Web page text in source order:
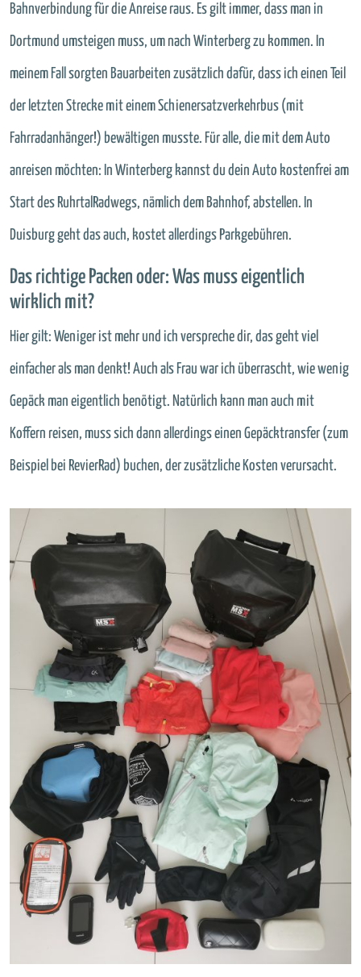
Bahnverbindung für die Anreise raus. Es gilt immer, dass man in
Dortmund umsteigen muss, um nach Winterberg zu kommen. In
meinem Fall sorgten Bauarbeiten zusätzlich dafür, dass ich einen Teil
der letzten Strecke mit einem Schienersatzverkehrbus (mit
Fahrradanhänger!) bewältigen musste. Für alle, die mit dem Auto
anreisen möchten: In Winterberg kannst du dein Auto kostenfrei am
Start des RuhrtalRadwegs, nämlich dem Bahnhof, abstellen. In
Duisburg geht das auch, kostet allerdings Parkgebühren.
Das richtige Packen oder: Was muss eigentlich
wirklich mit?
Hier gilt: Weniger ist mehr und ich verspreche dir, das geht viel
einfacher als man denkt! Auch als Frau war ich überrascht, wie wenig
Gepäck man eigentlich benötigt. Natürlich kann man auch mit
Koffern reisen, muss sich dann allerdings einen Gepäcktransfer (zum
Beispiel bei RevierRad) buchen, der zusätzliche Kosten verursacht.